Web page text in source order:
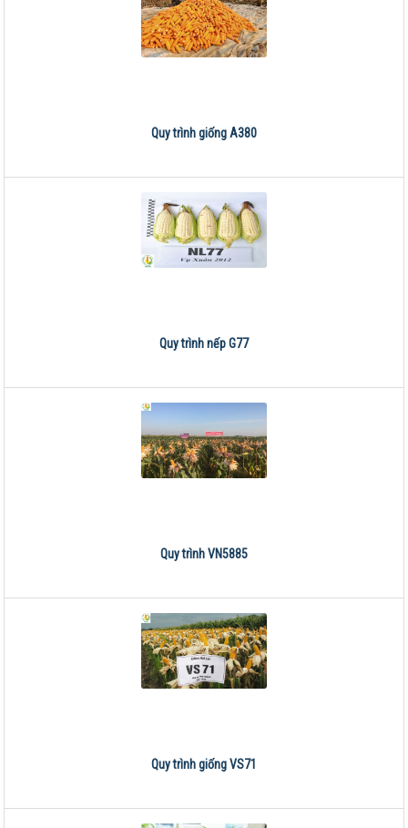
Quy trình giống A380
Quy trình nếp G77
Quy trình VN5885
Quy trình giống VS71